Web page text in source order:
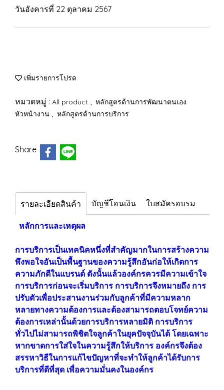
วันอังคารที่ 22 ตุลาคม 2567
เพิ่มรายการโปรด
หมวดหมู่ : All product , หลักสูตรด้านการพัฒนาตนเอง
หัวหน้างาน , หลักสูตรด้านการบริการ
Share
รายละเอียดสินค้า บัญชีโอนเงิน ใบสมัครอบรม
หลักการและเหตุผล
การบริการเป็นเทคนิคหนึ่งที่สำคัญมากในการสร้างความ
พึงพอใจอันเป็นพื้นฐานของความรู้สึกอันก่อให้เกิดการ
ความภักดีในแบรนด์ ดังนั้นแล้วองค์กรควรมีความเข้าใจ
การบริการก่อนจะเริ่มบริการ การบริการจึงหมายถึง การ
ปรับตัวเพื่อประสานงานร่วมกับลูกค้าที่มีความหลาก
หลายทางความต้องการและต้องสามารถตอบโจทย์ความ
ต้องการเหล่านั้นด้วยการบริการหลายมิติ การบริการ
ทั่วไปไม่สามารถพิชิตใจลูกค้าในยุคปัจจุบันได้ โดยเฉพาะ
หากขาดการใส่ใจในความรู้สึกให้บริการ องค์กรจึงต้อง
สรรหาวิธีในการแก้ไขปัญหาที่จะทำให้ลูกค้าได้รับการ
บริการที่ดีที่สุด เพื่อความมั่นคงในองค์กร